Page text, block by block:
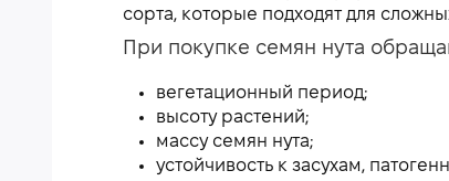
сорта, которые подходят для
При покупке семян нута
вегетационный период;
высоту растений;
массу семян нута;
устойчивость к засухам,